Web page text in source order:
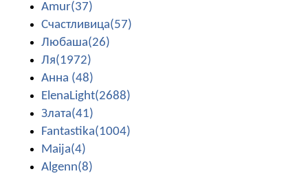
Amur(37)
Счастливица(57)
Любаша(26)
Ля(1972)
Анна (48)
ElenaLight(2688)
Злата(41)
Fantastika(1004)
Maija(4)
Algenn(8)